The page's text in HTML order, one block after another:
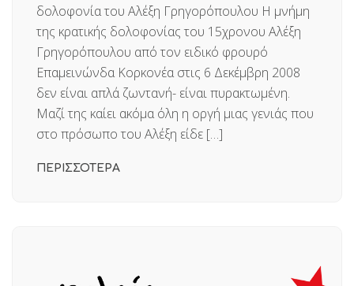
δολοφονία του Αλέξη Γρηγορόπουλου Η μνήμη
της κρατικής δολοφονίας του 15χρονου Αλέξη
Γρηγορόπουλου από τον ειδικό φρουρό
Επαμεινώνδα Κορκονέα στις 6 Δεκέμβρη 2008
δεν είναι απλά ζωντανή- είναι πυρακτωμένη.
Μαζί της καίει ακόμα όλη η οργή μιας γενιάς που
στο πρόσωπο του Αλέξη είδε […]
ΠΕΡΙΣΣΟΤΕΡΑ